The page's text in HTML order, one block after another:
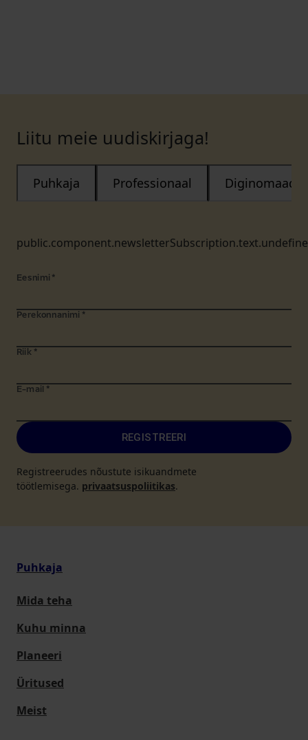
Liitu meie uudiskirjaga!
Puhkaja Professionaal Diginomaad
Eesnimi *
Perekonnanimi *
Riik *
E-mail *
REGISTREERI
Registreerudes nõustute isikuandmete
töötlemisega. privaatsuspoliitikas.
Puhkaja
Mida teha
Kuhu minna
Planeeri
Üritused
Meist